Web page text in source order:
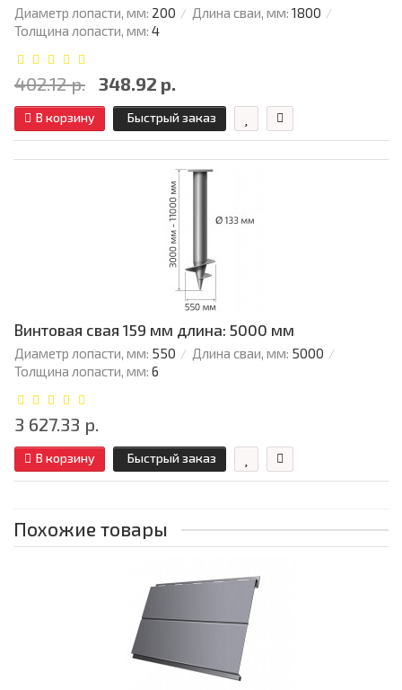
Диаметр лопасти, мм: 200 Длина сваи, мм: 1800
Толщина лопасти, мм: 4
402.12 р. 348.92 р.
В корзину Быстрый заказ
Винтовая свая 159 мм длина: 5000 мм
Диаметр лопасти, мм: 550 Длина сваи, мм: 5000
Толщина лопасти, мм: 6
3 627.33 р.
В корзину Быстрый заказ
Похожие товары